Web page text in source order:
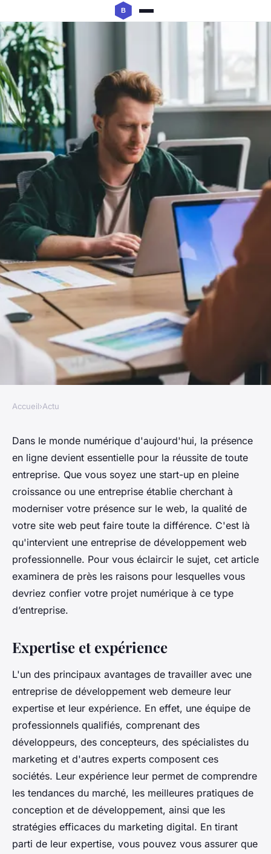
Pourquoi confier votre projet à
une entreprise de
développement web ?
fernand•22 juin 2024•3 min de lecture
Accueil›Actu
Dans le monde numérique d'aujourd'hui, la présence
en ligne devient essentielle pour la réussite de toute
entreprise. Que vous soyez une start-up en pleine
croissance ou une entreprise établie cherchant à
moderniser votre présence sur le web, la qualité de
votre site web peut faire toute la différence. C'est là
qu'intervient une entreprise de développement web
professionnelle. Pour vous éclaircir le sujet, cet article
examinera de près les raisons pour lesquelles vous
devriez confier votre projet numérique à ce type
d’entreprise.
Expertise et expérience
L'un des principaux avantages de travailler avec une
entreprise de développement web demeure leur
expertise et leur expérience. En effet, une équipe de
professionnels qualifiés, comprenant des
développeurs, des concepteurs, des spécialistes du
marketing et d'autres experts composent ces
sociétés. Leur expérience leur permet de comprendre
les tendances du marché, les meilleures pratiques de
conception et de développement, ainsi que les
stratégies efficaces du marketing digital. En tirant
parti de leur expertise, vous pouvez vous assurer que